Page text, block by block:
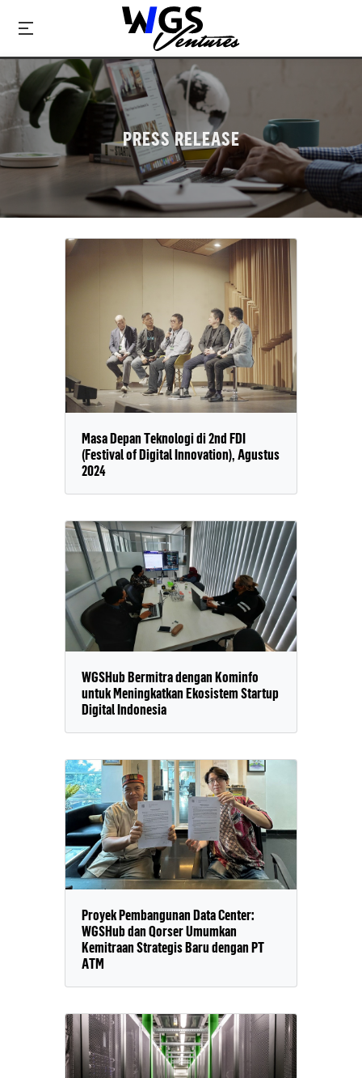
PRESS RELEASE
Masa Depan Teknologi di 2nd FDI
(Festival of Digital Innovation), Agustus
2024
WGSHub Bermitra dengan Kominfo
untuk Meningkatkan Ekosistem Startup
Digital Indonesia
Proyek Pembangunan Data Center:
WGSHub dan Qorser Umumkan
Kemitraan Strategis Baru dengan PT
ATM